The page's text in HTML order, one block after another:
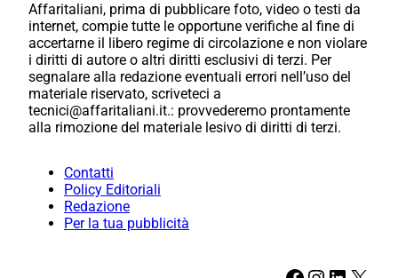
Affaritaliani, prima di pubblicare foto, video o testi da
internet, compie tutte le opportune verifiche al fine di
accertarne il libero regime di circolazione e non violare
i diritti di autore o altri diritti esclusivi di terzi. Per
segnalare alla redazione eventuali errori nell’uso del
materiale riservato, scriveteci a
tecnici@affaritaliani.it.: provvederemo prontamente
alla rimozione del materiale lesivo di diritti di terzi.
Contatti
Policy Editoriali
Redazione
Per la tua pubblicità